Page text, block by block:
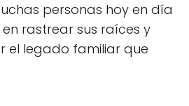
personas hoy en día
rastrear sus raíces y
el legado familiar que